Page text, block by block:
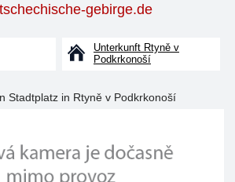
gebirge.de
Unterkunft Rtyně v
Podkrkonoší
Stadtplatz in Rtyně v Podkrkonoší